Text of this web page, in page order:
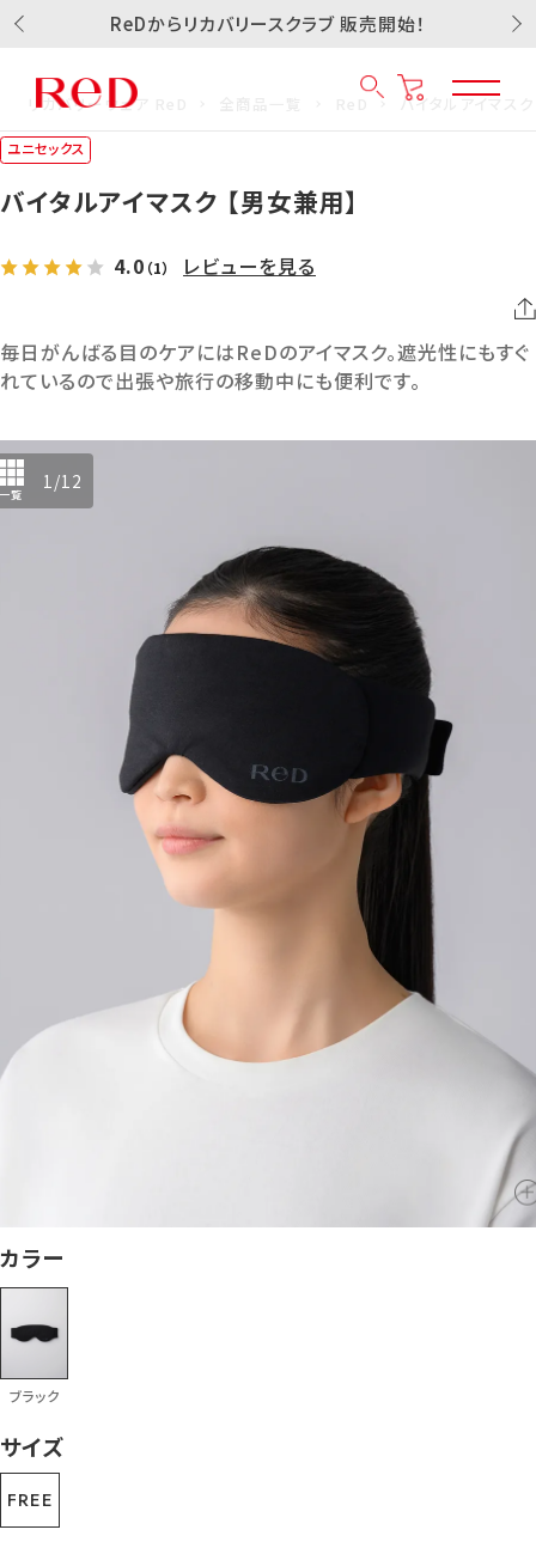
ReDからリカバリースクラブ 販売開始！
リカバリーウェア ReD バイタルアイマス
ユニセックス
バイタルアイマスク 【男女兼用】
4.0 （1） レビューを見る
毎日がんばる目のケアにはReDのアイマスク。遮光性にもすぐ
れているので出張や旅行の移動中にも便利です。
一覧
1/12
カラー
ブラック
サイズ
FREE